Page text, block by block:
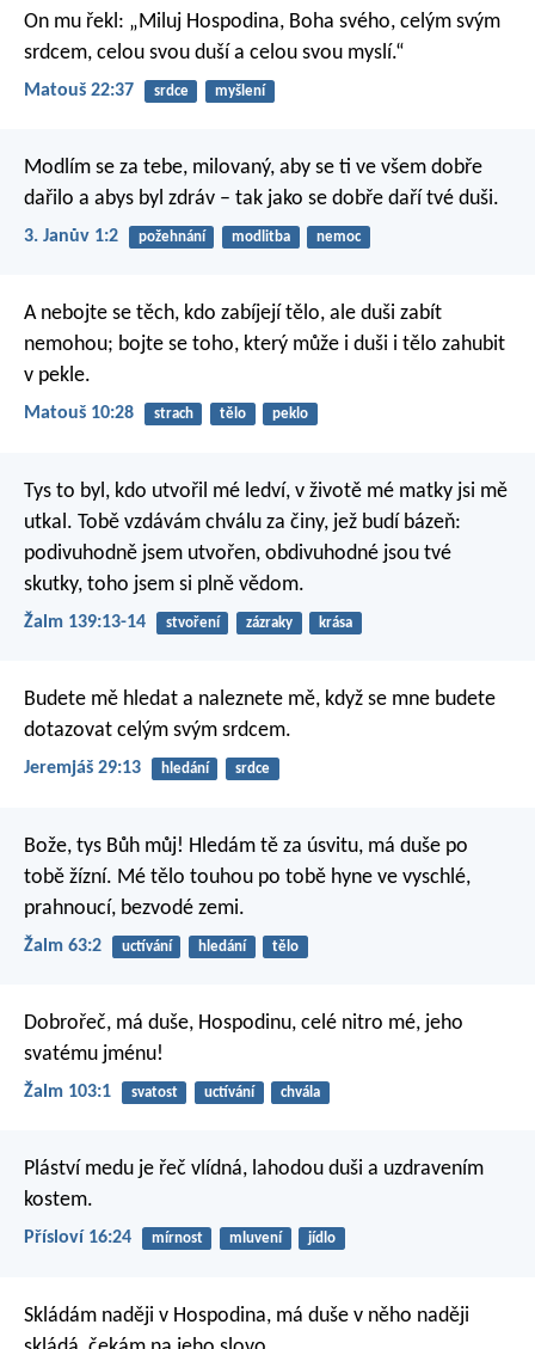
On mu řekl: „Miluj Hospodina, Boha svého, celým svým
srdcem, celou svou duší a celou svou myslí.“
Matouš 22:37 srdce myšlení
Modlím se za tebe, milovaný, aby se ti ve všem dobře
dařilo a abys byl zdráv – tak jako se dobře daří tvé duši.
3. Janův 1:2 požehnání modlitba nemoc
A nebojte se těch, kdo zabíjejí tělo, ale duši zabít
nemohou; bojte se toho, který může i duši i tělo zahubit
v pekle.
Matouš 10:28 strach tělo peklo
Tys to byl, kdo utvořil mé ledví, v životě mé matky jsi mě
utkal. Tobě vzdávám chválu za činy, jež budí bázeň:
podivuhodně jsem utvořen, obdivuhodné jsou tvé
skutky, toho jsem si plně vědom.
Žalm 139:13-14 stvoření zázraky krása
Budete mě hledat a naleznete mě, když se mne budete
dotazovat celým svým srdcem.
Jeremjáš 29:13 hledání srdce
Bože, tys Bůh můj! Hledám tě za úsvitu, má duše po
tobě žízní. Mé tělo touhou po tobě hyne ve vyschlé,
prahnoucí, bezvodé zemi.
Žalm 63:2 uctívání hledání tělo
Dobrořeč, má duše, Hospodinu, celé nitro mé, jeho
svatému jménu!
Žalm 103:1 svatost uctívání chvála
Pláství medu je řeč vlídná, lahodou duši a uzdravením
kostem.
Přísloví 16:24 mírnost mluvení jídlo
Skládám naději v Hospodina, má duše v něho naději